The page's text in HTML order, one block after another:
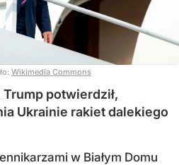
Wikimedia Commons
potwierdził,
Ukrainie rakiet dalekiego
w Białym Domu